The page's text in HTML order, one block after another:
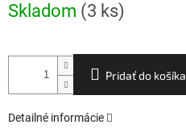
cena:
Skladom (3 ks)
Pridať do košíka
Detailné informácie